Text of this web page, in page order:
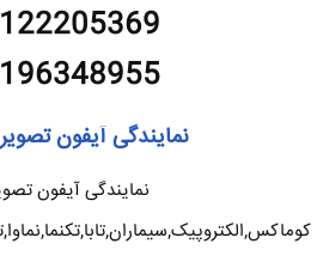
نمایندگی آیفون
نمایندگی آیفون